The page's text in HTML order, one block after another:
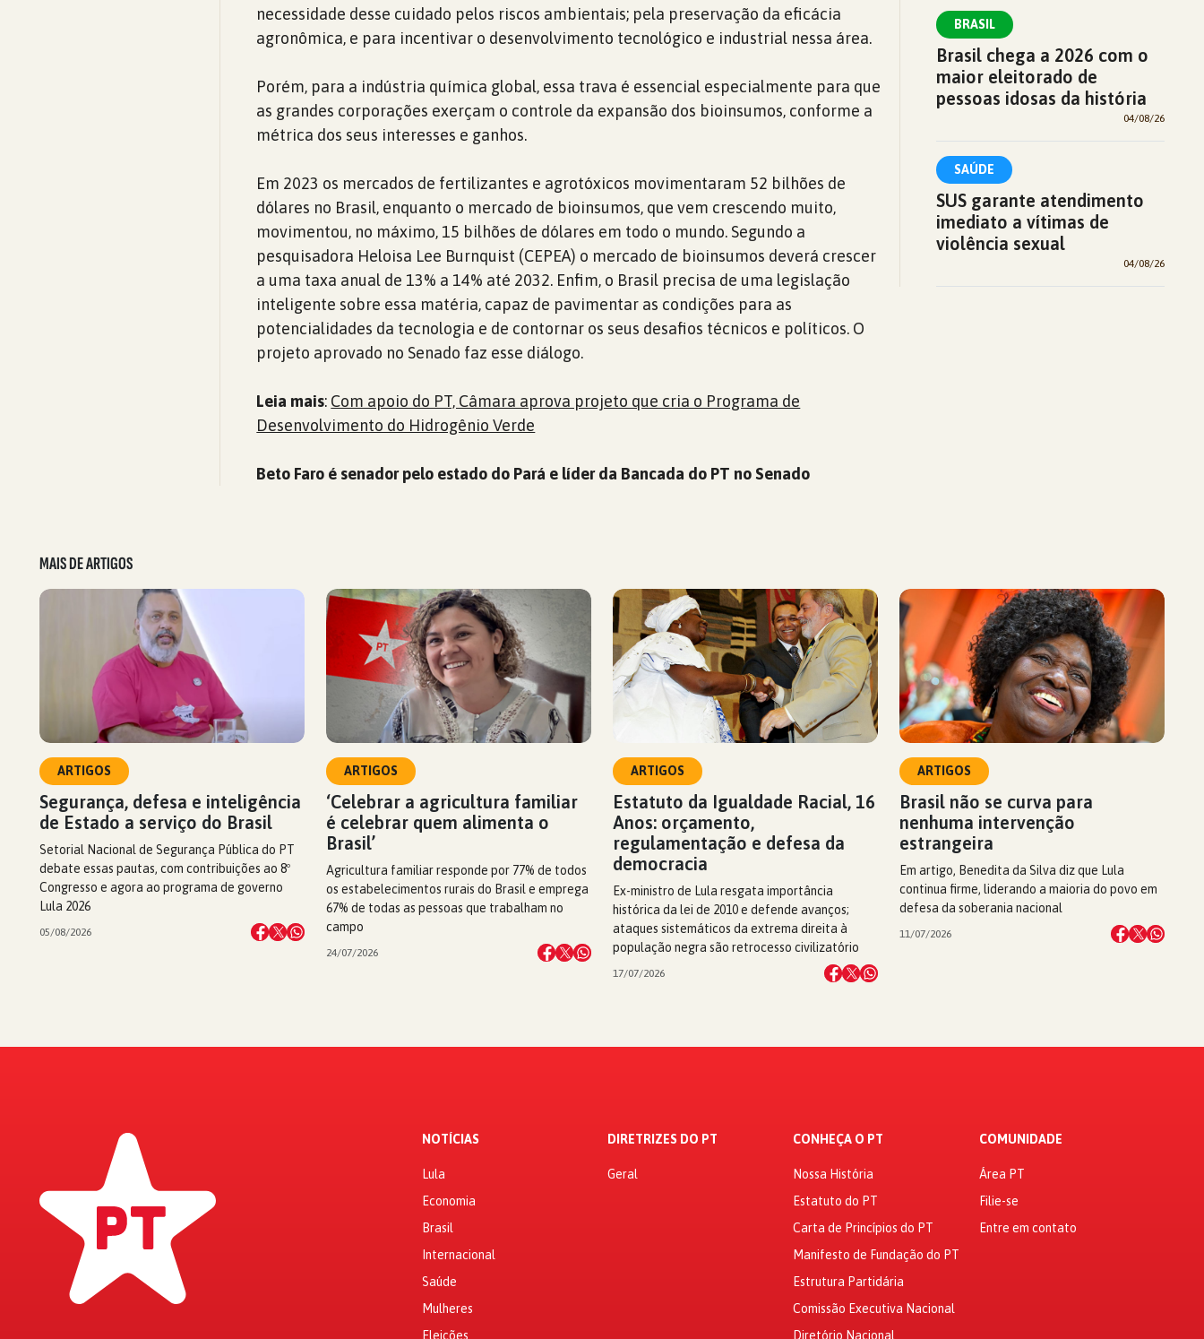
necessidade desse cuidado pelos riscos ambientais; pela preservação da eficácia
agronômica, e para incentivar o desenvolvimento tecnológico e industrial nessa área.
Porém, para a indústria química global, essa trava é essencial especialmente para que
as grandes corporações exerçam o controle da expansão dos bioinsumos, conforme a
métrica dos seus interesses e ganhos.
Em 2023 os mercados de fertilizantes e agrotóxicos movimentaram 52 bilhões de
dólares no Brasil, enquanto o mercado de bioinsumos, que vem crescendo muito,
movimentou, no máximo, 15 bilhões de dólares em todo o mundo. Segundo a
pesquisadora Heloisa Lee Burnquist (CEPEA) o mercado de bioinsumos deverá crescer
a uma taxa anual de 13% a 14% até 2032. Enfim, o Brasil precisa de uma legislação
inteligente sobre essa matéria, capaz de pavimentar as condições para as
potencialidades da tecnologia e de contornar os seus desafios técnicos e políticos. O
projeto aprovado no Senado faz esse diálogo.
Leia mais: Com apoio do PT, Câmara aprova projeto que cria o Programa de
Desenvolvimento do Hidrogênio Verde
Beto Faro é senador pelo estado do Pará e líder da Bancada do PT no Senado
BRASIL
Brasil chega a 2026 com o
maior eleitorado de
pessoas idosas da história
04/08/26
SAÚDE
SUS garante atendimento
imediato a vítimas de
violência sexual
04/08/26
MAIS DE ARTIGOS
ARTIGOS
Segurança, defesa e inteligência
de Estado a serviço do Brasil
Setorial Nacional de Segurança Pública do PT
debate essas pautas, com contribuições ao 8º
Congresso e agora ao programa de governo
Lula 2026
05/08/2026
ARTIGOS
‘Celebrar a agricultura familiar
é celebrar quem alimenta o
Brasil’
Agricultura familiar responde por 77% de todos
os estabelecimentos rurais do Brasil e emprega
67% de todas as pessoas que trabalham no
campo
24/07/2026
ARTIGOS
Estatuto da Igualdade Racial, 16
Anos: orçamento,
regulamentação e defesa da
democracia
Ex-ministro de Lula resgata importância
histórica da lei de 2010 e defende avanços;
ataques sistemáticos da extrema direita à
população negra são retrocesso civilizatório
17/07/2026
ARTIGOS
Brasil não se curva para
nenhuma intervenção
estrangeira
Em artigo, Benedita da Silva diz que Lula
continua firme, liderando a maioria do povo em
defesa da soberania nacional
11/07/2026
NOTÍCIAS
Lula
Economia
Brasil
Internacional
Saúde
Mulheres
Eleições
DIRETRIZES DO PT
Geral
CONHEÇA O PT
Nossa História
Estatuto do PT
Carta de Princípios do PT
Manifesto de Fundação do PT
Estrutura Partidária
Comissão Executiva Nacional
Diretório Nacional
COMUNIDADE
Área PT
Filie-se
Entre em contato